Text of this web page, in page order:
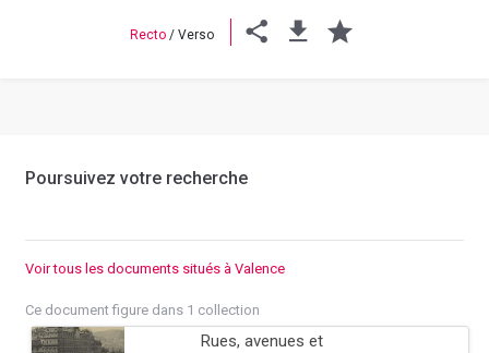
Recto / Verso
Poursuivez votre recherche
Voir tous les documents situés à Valence
Ce document figure dans 1 collection
Rues, avenues et